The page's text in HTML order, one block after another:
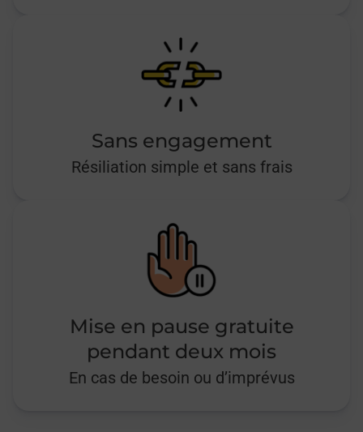
Sans engagement
Résiliation simple et sans frais
Mise en pause gratuite
pendant deux mois
En cas de besoin ou d’imprévus